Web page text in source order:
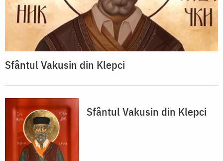
Sfântul Vakusin din Klepci
Sfântul Vakusin din Klepci